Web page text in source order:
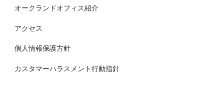
オークランドオフィス紹介
アクセス
個人情報保護方針
カスタマーハラスメント行動指針